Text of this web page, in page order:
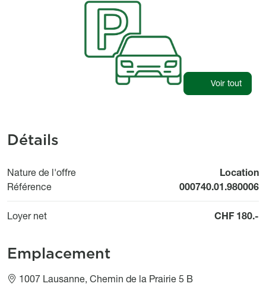
Voir tout
Détails
Nature de l'offre
Location
Référence
000740.01.980006
Loyer net CHF 180.-
Emplacement
1007 Lausanne, Chemin de la Prairie 5 B